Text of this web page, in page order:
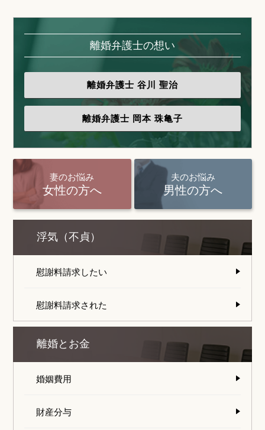
離婚弁護士の想い
離婚弁護士 谷川 聖治
離婚弁護士 岡本 珠亀子
妻のお悩み
女性の方へ
夫のお悩み
男性の方へ
浮気（不貞）
慰謝料請求したい
慰謝料請求された
離婚とお金
婚姻費用
財産分与